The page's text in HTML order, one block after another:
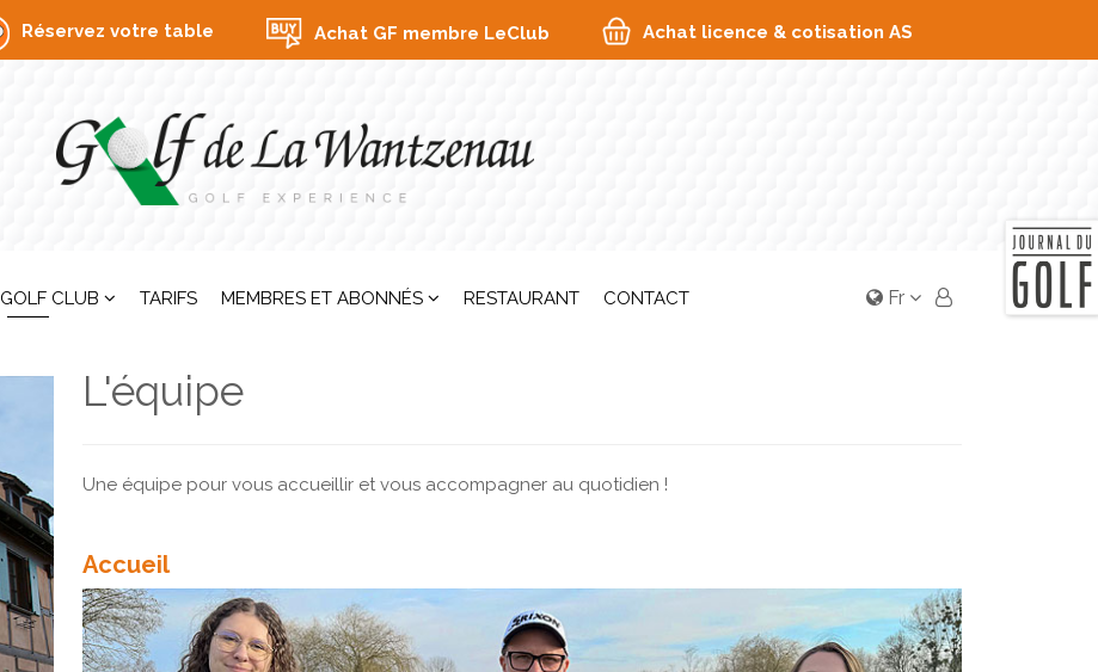
Réservez votre table Achat GF membre LeClub Achat licence & cotisation AS
GOLF CLUB TARIFS MEMBRES ET ABONNÉS RESTAURANT CONTACT Fr
L'équipe
Une équipe pour vous accueillir et vous accompagner au quotidien !
Accueil